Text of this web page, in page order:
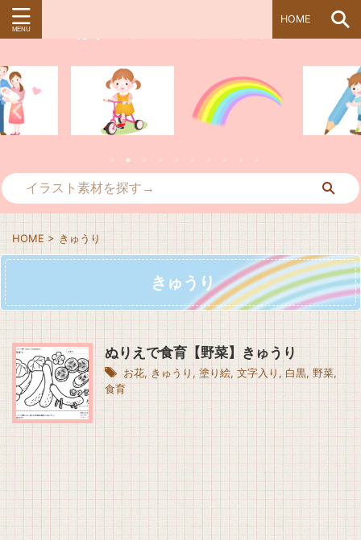
HOME
HOME> きゅうり
きゅうり
ぬりえで食育【野菜】きゅうり
お花, きゅうり , 塗り絵, 文字入り , 白黒, 野菜,
食育